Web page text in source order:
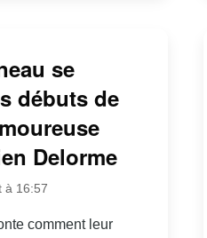
se
débuts de
Delorme
à 16:57
comment leur